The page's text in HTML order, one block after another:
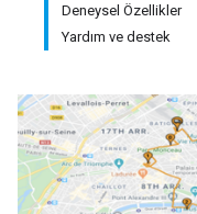
Deneysel Özellikler
Yardım ve destek